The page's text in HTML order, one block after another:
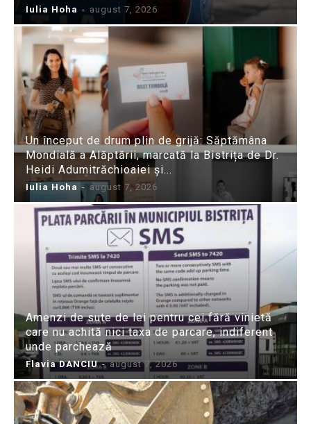
Iulia Hoha - august 7, 2026
Un început de drum plin de grijă: Săptămâna
Mondială a Alăptării, marcată la Bistrița de Dr.
Heidi Adumitrăchioaiei și...
Iulia Hoha - august 7, 2026
Amenzi de sute de lei pentru cei fără vinietă
care nu achită nici taxa de parcare, indiferent
unde parchează
Flavia DANCIU - august 7, 2026